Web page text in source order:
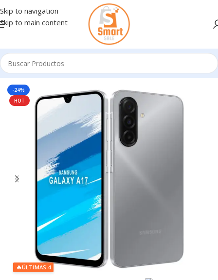
Skip to navigation
Skip to main content
Inicio/Celulares/SAMSUNG
-24%
HOT
🔥ÚLTIMAS 4